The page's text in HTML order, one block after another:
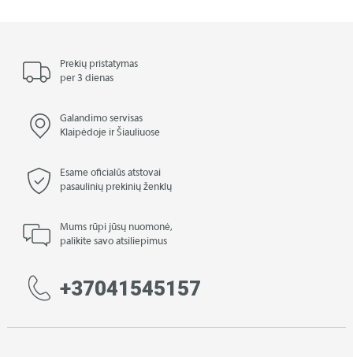
Prekių pristatymas
per 3 dienas
Galandimo servisas
Klaipėdoje ir Šiauliuose
Esame oficialūs atstovai
pasaulinių prekinių ženklų
Mums rūpi jūsų nuomonė,
palikite savo atsiliepimus
+37041545157